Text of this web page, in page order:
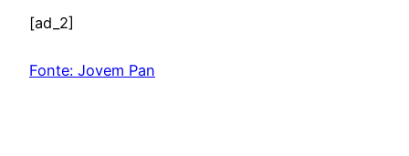
[ad_2]
Fonte: Jovem Pan